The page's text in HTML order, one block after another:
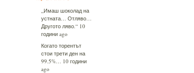
„Имаш шоколад на
устната… Отляво…
Другото ляво.“ 10
години ago
Когато торентът
стои трети ден на
99.5%… 10 години
ago